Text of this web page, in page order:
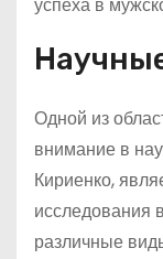
Одной из
внимание в
Кириенко,
исследования
различные